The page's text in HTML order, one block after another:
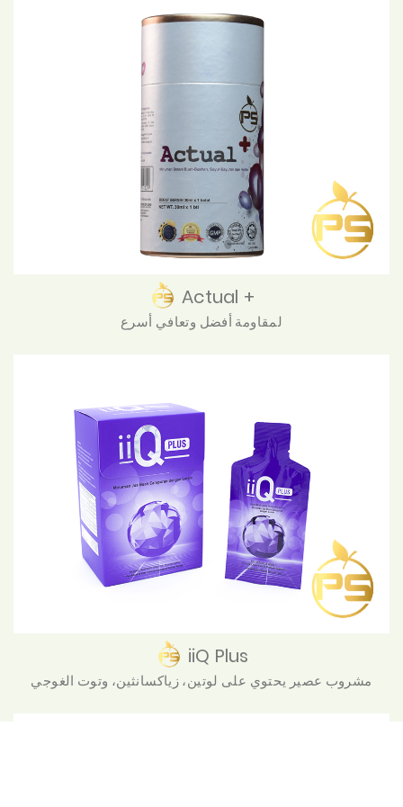
Actual +
لمقاومة أفضل وتعافي أسرع
iiQ Plus
مشروب عصير يحتوي على لوتين، زياكسانثين، وتوت الغوجي